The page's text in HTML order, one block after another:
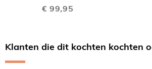
€ 99,95
Klanten die dit kochten kochten